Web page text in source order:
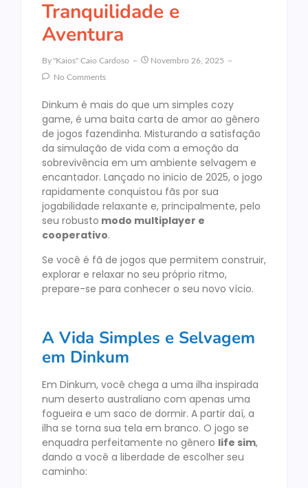
Tranquilidade e
Aventura
By"Kaios" Caio Cardoso
Novembro 26, 2025
No Comments
Dinkum é mais do que um simples cozy
game, é uma baita carta de amor ao gênero
de jogos fazendinha. Misturando a satisfação
da simulação de vida com a emoção da
sobrevivência em um ambiente selvagem e
encantador. Lançado no inicio de 2025, o jogo
rapidamente conquistou fãs por sua
jogabilidade relaxante e, principalmente, pelo
seu robusto modo multiplayer e
cooperativo.
Se você é fã de jogos que permitem construir,
explorar e relaxar no seu próprio ritmo,
prepare-se para conhecer o seu novo vício.
A Vida Simples e Selvagem
em Dinkum
Em Dinkum, você chega a uma ilha inspirada
num deserto australiano com apenas uma
fogueira e um saco de dormir. A partir daí, a
ilha se torna sua tela em branco. O jogo se
enquadra perfeitamente no gênero life sim,
dando a você a liberdade de escolher seu
caminho: